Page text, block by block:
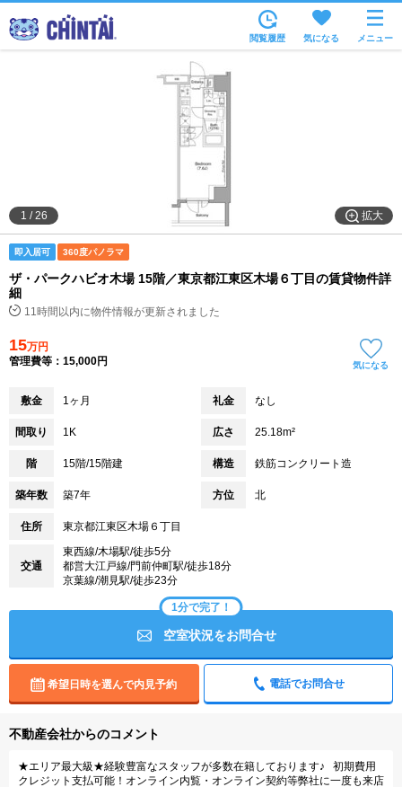
住所から
家賃相場から
通勤通学時間から
物件特集から
不動産会社から
閲覧履歴 気になる メニュー
拡大
1 /26
即入居可 360度パノラマ
ザ・パークハビオ木場 15階／東京都江東区木場６丁目の賃貸物件詳
細
11時間以内に物件情報が更新されました
15万円
管理費等：15,000円
気になる
敷金 1ヶ月 礼金 なし
間取り 1K 広さ 25.18m²
階 15階/15階建 構造 鉄筋コンクリート造
築年数 築7年 方位 北
住所 東京都江東区木場６丁目
交通
東西線/木場駅/徒歩5分
都営大江戸線/門前仲町駅/徒歩18分
京葉線/潮見駅/徒歩23分
1分で完了！
空室状況をお問合せ
希望日時を選んで内見予約 電話でお問合せ
不動産会社からのコメント
★エリア最大級★経験豊富なスタッフが多数在籍しております♪ 初期費用
クレジット支払可能！オンライン内覧・オンライン契約等弊社に一度も来店